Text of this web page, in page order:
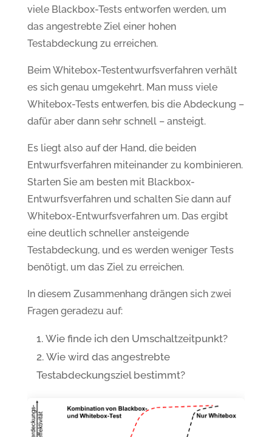
viele Blackbox-Tests entworfen werden, um
das angestrebte Ziel einer hohen
Testabdeckung zu erreichen.
Beim Whitebox-Testentwurfsverfahren verhält
es sich genau umgekehrt. Man muss viele
Whitebox-Tests entwerfen, bis die Abdeckung –
dafür aber dann sehr schnell – ansteigt.
Es liegt also auf der Hand, die beiden
Entwurfsverfahren miteinander zu kombinieren.
Starten Sie am besten mit Blackbox-
Entwurfsverfahren und schalten Sie dann auf
Whitebox-Entwurfsverfahren um. Das ergibt
eine deutlich schneller ansteigende
Testabdeckung, und es werden weniger Tests
benötigt, um das Ziel zu erreichen.
In diesem Zusammenhang drängen sich zwei
Fragen geradezu auf:
Wie finde ich den Umschaltzeitpunkt?
Wie wird das angestrebte
Testabdeckungsziel bestimmt?